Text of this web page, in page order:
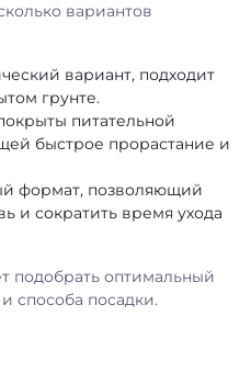
вариантов
вариант, подходит
грунте.
питательной
быстрое прорастание и
формат, позволяющий
и сократить время ухода
подобрать оптимальный
способа посадки.